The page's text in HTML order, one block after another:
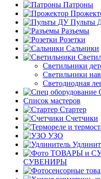
Патроны
Пульты
Разъемы
Розетки
Сальники
Светильники
Светильники
Светодиодная
Список мастеров
Стартер
Счетчики
УЗО
СУВЕНИРЫ